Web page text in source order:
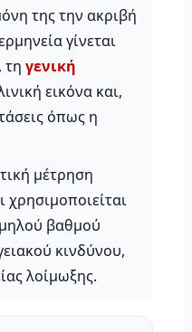
της την ακριβή
γίνεται
τη γενική
εικόνα και,
όπως η
μέτρηση
χρησιμοποιείται
βαθμού
κινδύνου,
λοίμωξης.